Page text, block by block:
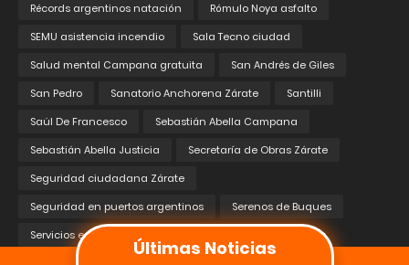
Últimas Noticias
Récords argentinos natación
Rómulo Noya asfalto
SEMU asistencia incendio
Sala Tecno ciudad
Salud mental Campana gratuita
San Andrés de Giles
San Pedro
Sanatorio Anchorena Zárate
Santilli
Saúl De Francesco
Sebastián Abella Campana
Sebastián Abella Justicia
Secretaría de Obras Zárate
Seguridad ciudadana Zárate
Seguridad en puertos argentinos
Serenos de Buques
Servicios esenciales Campana